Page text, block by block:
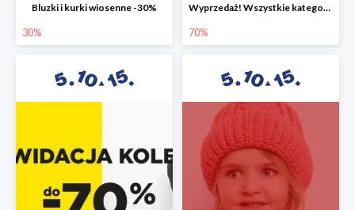
Bluzki i kurki wiosenne -30%
30%
Wyprzedaż! Wszystkie kategorie do -70%
70%